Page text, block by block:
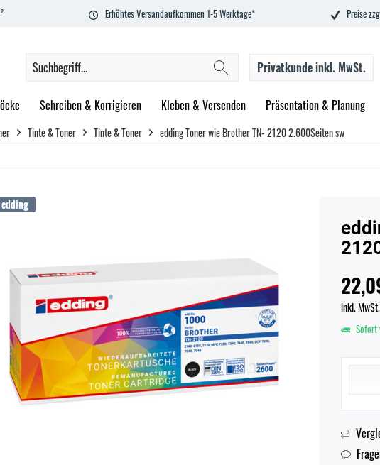
Erhöhtes Versandaufkommen 1-5 Werktage* Preise
Privatkundeinkl. MwSt.
Schreiben & Korrigieren Kleben & Versenden Präsentation & Planung
Tinte & Toner Tinte & Toner edding Toner wie Brother TN- 2120 2.600Seiten sw
edding
inkl.
Sofort